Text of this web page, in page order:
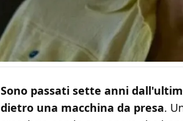
Sono passati sette anni
dietro una macchina da presa.